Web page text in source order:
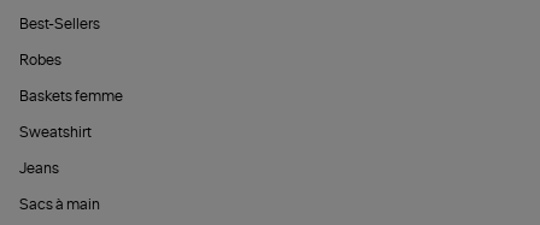
Best-Sellers
Robes
Baskets femme
Sweatshirt
Jeans
Sacs à main